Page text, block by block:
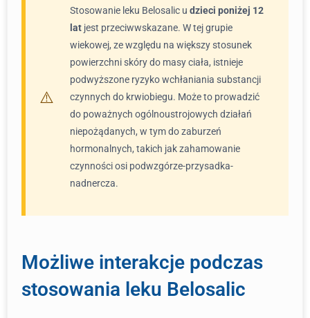
Stosowanie leku Belosalic u dzieci poniżej 12
lat jest przeciwwskazane. W tej grupie
wiekowej, ze względu na większy stosunek
powierzchni skóry do masy ciała, istnieje
podwyższone ryzyko wchłaniania substancji
czynnych do krwiobiegu. Może to prowadzić
do poważnych ogólnoustrojowych działań
niepożądanych, w tym do zaburzeń
hormonalnych, takich jak zahamowanie
czynności osi podwzgórze-przysadka-
nadnercza.
Możliwe interakcje podczas
stosowania leku Belosalic